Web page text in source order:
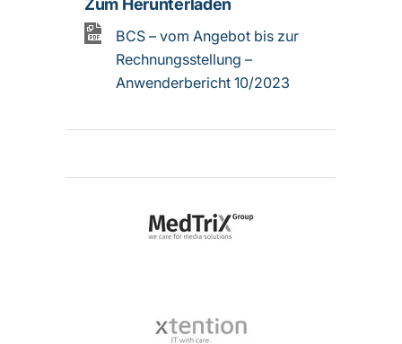
Zum Herunterladen
BCS – vom Angebot bis zur
Rechnungsstellung –
Anwenderbericht 10/2023